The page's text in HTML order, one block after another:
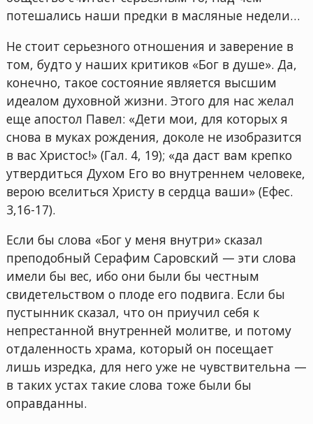
потешались наши предки в масляные недели…
Не стоит серьезного отношения и заверение в
том, будто у наших критиков «Бог в душе». Да,
конечно, такое состояние является высшим
идеалом духовной жизни. Этого для нас желал
еще апостол Павел: «Дети мои, для которых я
снова в муках рождения, доколе не изобразится
в вас Христос!» (Гал. 4, 19); «да даст вам крепко
утвердиться Духом Его во внутреннем человеке,
верою вселиться Христу в сердца ваши» (Ефес.
3,16-17).
Если бы слова «Бог у меня внутри» сказал
преподобный Серафим Саровский — эти слова
имели бы вес, ибо они были бы честным
свидетельством о плоде его подвига. Если бы
пустынник сказал, что он приучил себя к
непрестанной внутренней молитве, и потому
отдаленность храма, который он посещает
лишь изредка, для него уже не чувствительна —
в таких устах такие слова тоже были бы
оправданны.